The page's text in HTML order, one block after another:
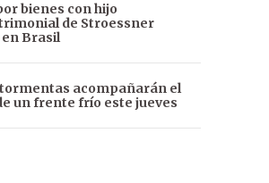
bienes con hijo
de Stroessner
Brasil
acompañarán el
un frente frío este jueves